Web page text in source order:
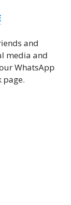
and
media and
WhatsApp
page.